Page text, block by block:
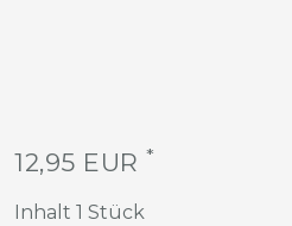
12,95 EUR *
Inhalt 1 Stück